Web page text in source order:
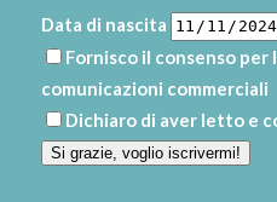
Data di nascita
Fornisco il consenso per
comunicazioni commerciali
Dichiaro di aver letto e
Si grazie, voglio iscrivermi!